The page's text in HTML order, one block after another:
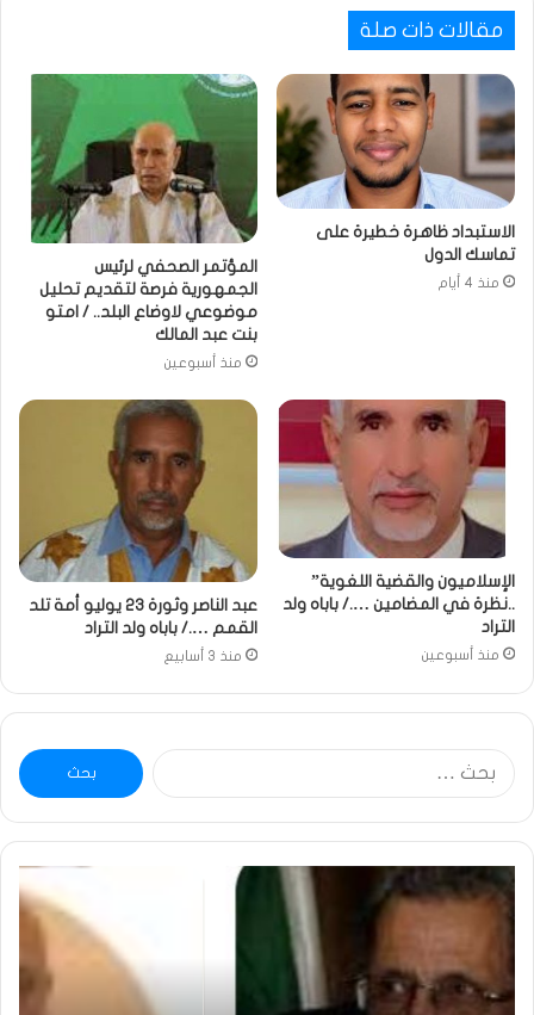
مقالات ذات صلة
الاستبداد ظاهرة خطيرة على
تماسك الدول
منذ 4 أيام
المؤتمر الصحفي لرئيس
الجمهورية فرصة لتقديم تحليل
موضوعي لاوضاع البلد.. / امتو
بنت عبد المالك
منذ أسبوعين
الإسلاميون والقضية اللغوية”
..نظرة في المضامين …./ باباه ولد
التراد
منذ أسبوعين
عبد الناصر وثورة 23 يوليو أمة تلد
القمم …./ باباه ولد التراد
منذ 3 أسابيع
البحث
عن:
خاطرة
خاصة
لكم